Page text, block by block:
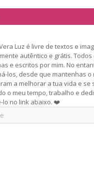
Luz é livre de textos e
autêntico e grátis. Todos
e escritos por mim. No
los, desde que mantenhas
a melhorar a tua vida e se
o meu tempo, trabalho e
lo no link abaixo. ❤️